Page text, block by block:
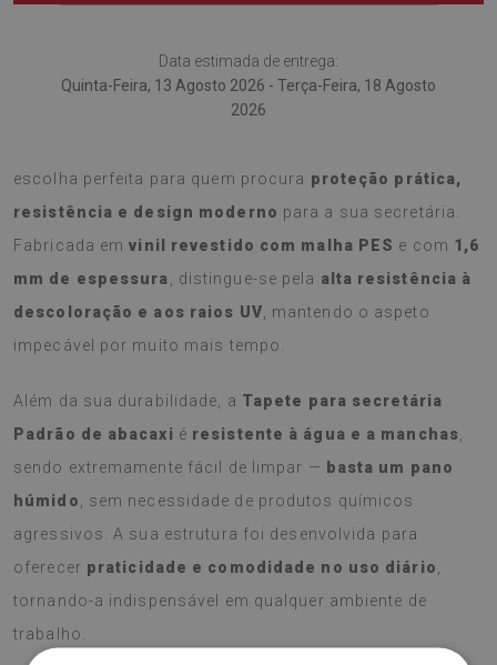
Data estimada de entrega:
Quinta-Feira, 13 Agosto 2026 - Terça-Feira, 18 Agosto
2026
escolha perfeita para quem procura proteção prática,
resistência e design moderno para a sua secretária.
Fabricada emvinil revestido com malha PES e com 1,6
mm de espessura
, distingue-se pela alta resistência à
descoloração e aos raios UV , mantendo o aspeto
impecável por muito mais tempo.
Além da sua durabilidade, a Tapete para secretária
Padrão de abacaxi é resistente à água e a manchas
sendo extremamente fácil de limpar — basta um pano
húmido
, sem necessidade de produtos químicos
agressivos. A sua estrutura foi desenvolvida para
oferecer praticidade e comodidade no uso diário
tornando-a indispensável em qualquer ambiente de
trabalho.